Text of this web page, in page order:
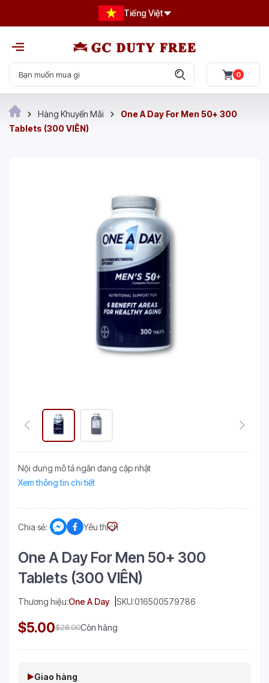
Tiếng Việt
0
Hàng Khuyến Mãi
One A Day For Men 50+ 300
Tablets (300 VIÊN)
Nội dung mô tả ngắn đang cập nhật
Xem thông tin chi tiết
Chia sẻ: Yêu thích
One A Day For Men 50+ 300
Tablets (300 VIÊN)
Thương hiệu:One A Day SKU:016500579786
$5.00$28.00Còn hàng
Giao hàng